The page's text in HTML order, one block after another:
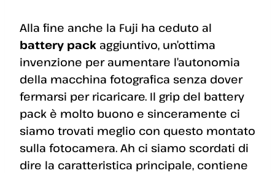
Alla fine anche la Fuji ha ceduto al
battery pack aggiuntivo, un’ottima
invenzione per aumentare l’autonomia
della macchina fotografica senza dover
fermarsi per ricaricare. Il grip del battery
pack è molto buono e sinceramente ci
siamo trovati meglio con questo montato
sulla fotocamera. Ah ci siamo scordati di
dire la caratteristica principale, contiene